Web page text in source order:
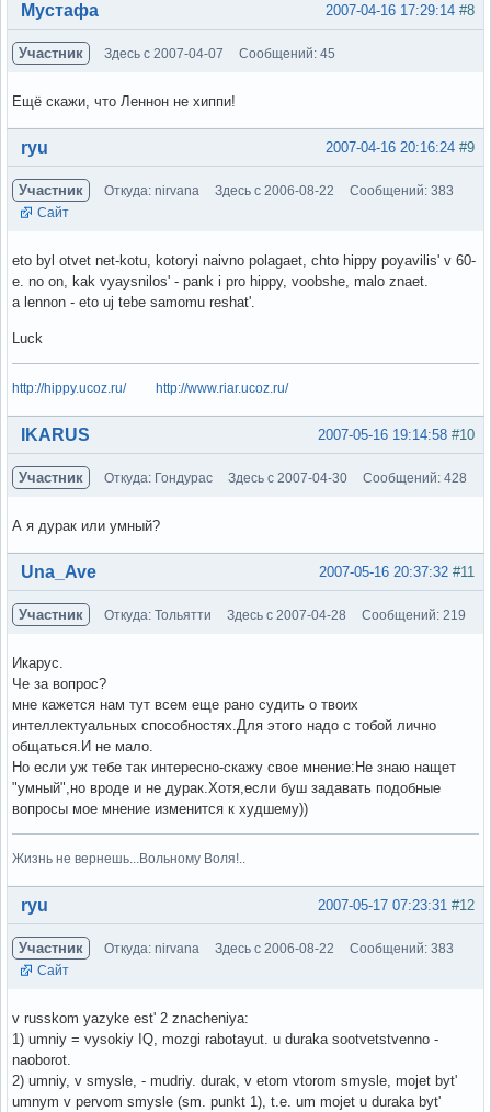
Вне форума #8
2007-04-16 17:29:14
Мустафа
Участник Здесь с 2007-04-07 Сообщений: 45
Ещё скажи, что Леннон не хиппи!
Вне форума #9
2007-04-16 20:16:24
ryu
Участник Откуда: nirvana Здесь с 2006-08-22
Сообщений: 383
Сайт
eto byl otvet net-kotu, kotoryi naivno polagaet, chto hippy poyavilis' v 60-
e. no on, kak vyaysnilos' - pank i pro hippy, voobshe, malo znaet.
a lennon - eto uj tebe samomu reshat'.
Luck
http://hippy.ucoz.ru/ http://www.riar.ucoz.ru/
Вне форума #10
2007-05-16 19:14:58
IKARUS
Участник Откуда: Гондурас Здесь с 2007-04-30 Сообщений: 428
А я дурак или умный?
Вне форума #11
2007-05-16 20:37:32
Una_Ave
Участник Откуда: Тольятти Здесь с 2007-04-28 Сообщений: 219
Икарус.
Че за вопрос?
мне кажется нам тут всем еще рано судить о твоих
интеллектуальных способностях.Для этого надо с тобой лично
общаться.И не мало.
Но если уж тебе так интересно-скажу свое мнение:Не знаю нащет
"умный",но вроде и не дурак.Хотя,если буш задавать подобные
вопросы мое мнение изменится к худшему))
Жизнь не вернешь...Вольному Воля!..
Вне форума #12
2007-05-17 07:23:31
ryu
Участник Откуда: nirvana Здесь с 2006-08-22
Сообщений: 383
Сайт
v russkom yazyke est' 2 znacheniya:
1) umniy = vysokiy IQ, mozgi rabotayut. u duraka sootvetstvenno -
naoborot.
2) umniy, v smysle, - mudriy. durak, v etom vtorom smysle, mojet byt'
umnym v pervom smysle (sm. punkt 1), t.e. um mojet u duraka byt'